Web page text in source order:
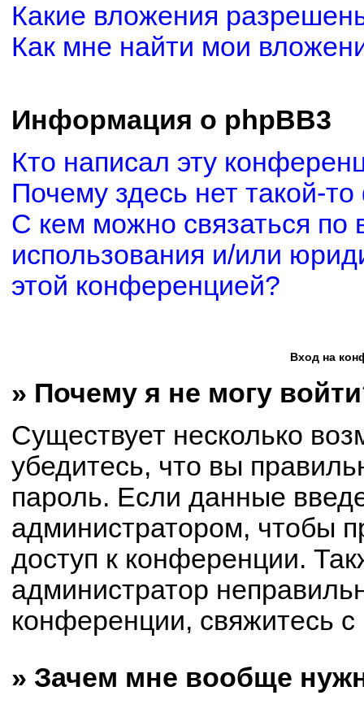
Какие вложения
Как мне найти мои
Информация о phpBB3
Кто написал эту
Почему здесь нет такой-
С кем можно связаться по
использования и/или
этой конференцией?
Вход на
» Почему я не могу
Существует несколько
убедитесь, что вы
пароль. Если данные
администратором, чтобы
доступ к конференции.
администратор
конференции, свяжитесь
» Зачем мне вообще